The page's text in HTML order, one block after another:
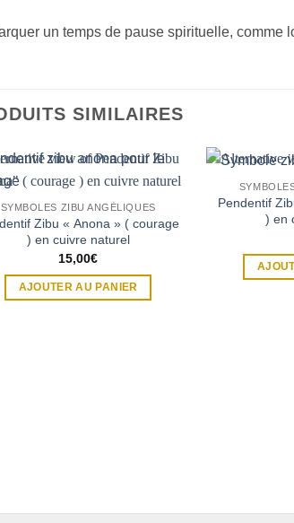
un temps de pause spirituelle, comme
SIMILAIRES
SYMBOLES ZIBU ANGÉLIQUES
Zibu « Anona » ( courage
) en cuivre naturel
15,00€
AJOUTER AU PANIER
Pendentif
) en